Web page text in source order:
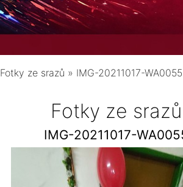
Fotky ze srazů » IMG-20211017-WA0055
Fotky ze srazů
IMG-20211017-